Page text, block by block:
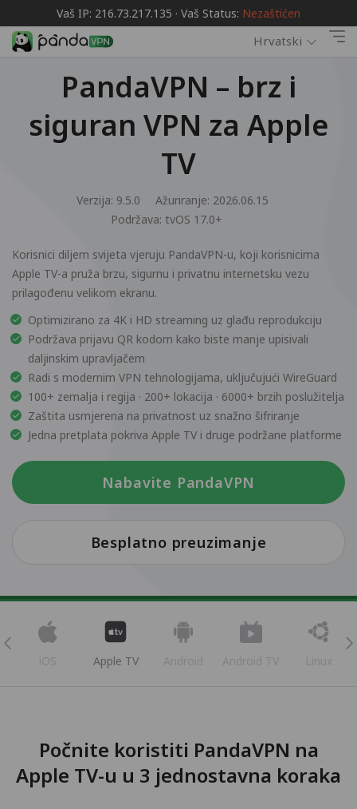
Vaš IP: 216.73.217.135 · Vaš Status: Nezaštićen
Hrvatski
PandaVPN – brz i
siguran VPN za Apple
TV
Verzija: 9.5.0
Ažuriranje: 2026.06.15
Podržava: tvOS 17.0+
Korisnici diljem svijeta vjeruju PandaVPN-u, koji korisnicima
Apple TV-a pruža brzu, sigurnu i privatnu internetsku vezu
prilagođenu velikom ekranu.
Optimizirano za 4K i HD streaming uz glađu reprodukciju
Podržava prijavu QR kodom kako biste manje upisivali
daljinskim upravljačem
Radi s modernim VPN tehnologijama, uključujući WireGuard
100+ zemalja i regija · 200+ lokacija · 6000+ brzih poslužitelja
Zaštita usmjerena na privatnost uz snažno šifriranje
Jedna pretplata pokriva Apple TV i druge podržane platforme
Nabavite PandaVPN
Besplatno preuzimanje
iOS Apple TV Android Android TV Linux
Počnite koristiti PandaVPN na
Apple TV-u u 3 jednostavna koraka